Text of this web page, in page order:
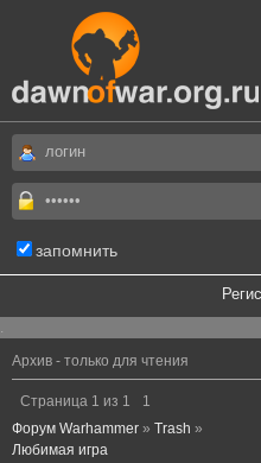
запомнить
.
Архив - только для чтения
Страница 1 из 1
1
Форум Warhammer » Trash »
Любимая игра